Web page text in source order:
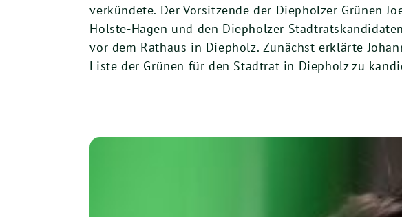
verkündete. Der Vorsitzende der Diepholzer Grünen
Holste-Hagen und den Diepholzer
vor dem Rathaus in Diepholz. Zunächst erklärte
Liste der Grünen für den Stadtrat in Diepholz zu